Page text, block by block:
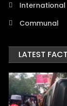
International
Communal
LATEST